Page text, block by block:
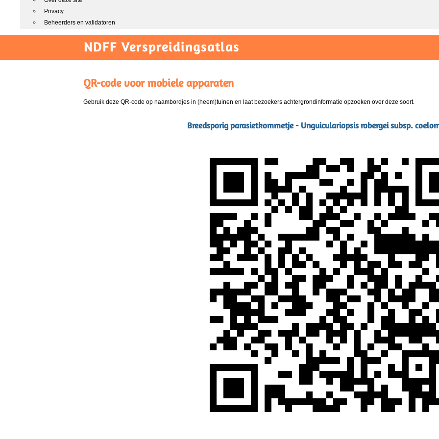
Privacy
Beheerders en validatoren
NDFF Verspreidingsatlas
QR-code voor mobiele apparaten
Gebruik deze QR-code op naambordjes in (heem)tuinen en laat bezoekers achtergrondinformatie opzoeken over deze soort.
Breedsporig parasietkommetje - Unguiculariopsis robergei subsp.